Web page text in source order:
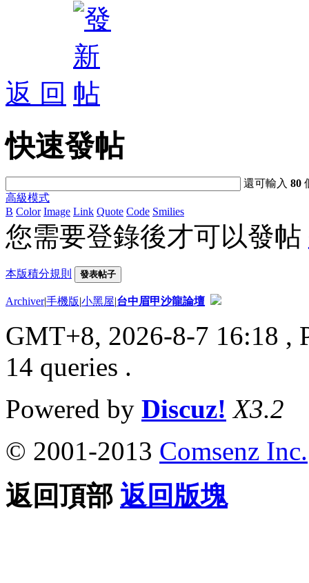
返 回
快速發帖
還可輸入80
高級模式
B Color Image Link Quote Code Smilies
您需要登錄後才可以發帖
本版積分規則 發表帖子
Archiver|手機版|小黑屋|台中眉甲沙龍論壇
GMT+8, 2026-8-7 16:18 ,
14 queries .
Powered by Discuz! X3.2
© 2001-2013 Comsenz Inc.
返回頂部 返回版塊